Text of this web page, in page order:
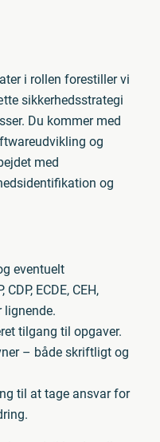
i rollen forestiller vi
sikkerhedsstrategi
Du kommer med
og
med
og
eventuelt
ECDE, CEH,
lignende.
tilgang til opgaver.
– både skriftligt og
til at tage ansvar for